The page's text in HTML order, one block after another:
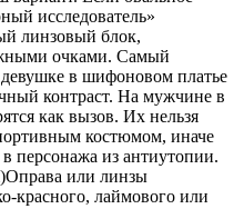
исследователь»
линзовый блок,
очками. Самый
в шифоновом платье
контраст. На мужчине в
как вызов. Их нельзя
костюмом, иначе
персонажа из антиутопии.
или линзы
красного, лаймового или